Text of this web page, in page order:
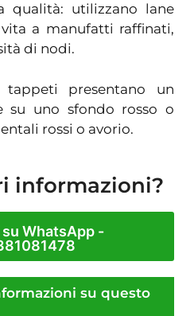
qualità: utilizzano lane
a manufatti raffinati,
di nodi.
tappeti presentano un
su uno sfondo rosso o
rossi o avorio.
informazioni?
WhatsApp -
su questo